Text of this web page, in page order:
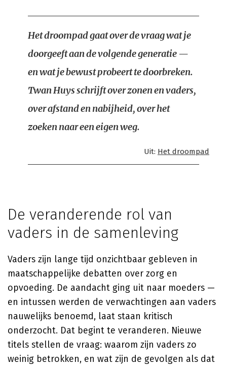
Het droompad gaat over de vraag wat je
doorgeeft aan de volgende generatie —
en wat je bewust probeert te doorbreken.
Twan Huys schrijft over zonen en vaders,
over afstand en nabijheid, over het
zoeken naar een eigen weg.
Uit: Het droompad
De veranderende rol van
vaders in de samenleving
Vaders zijn lange tijd onzichtbaar gebleven in
maatschappelijke debatten over zorg en
opvoeding. De aandacht ging uit naar moeders —
en intussen werden de verwachtingen aan vaders
nauwelijks benoemd, laat staan kritisch
onderzocht. Dat begint te veranderen. Nieuwe
titels stellen de vraag: waarom zijn vaders zo
weinig betrokken, en wat zijn de gevolgen als dat